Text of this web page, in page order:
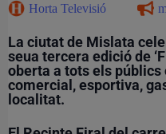
Horta Televisió
La ciutat de Mislata
seua tercera edició de
oberta a tots els públics
comercial, esportiva,
localitat.